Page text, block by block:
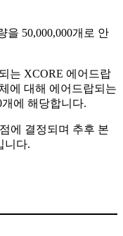
을 50,000,000개로 안
는 XCORE 에어드랍
에 대해 에어드랍되는
에 해당합니다.
에 결정되며 추후 본
니다.